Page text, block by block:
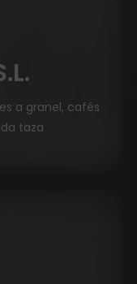
a granel, cafés
taza